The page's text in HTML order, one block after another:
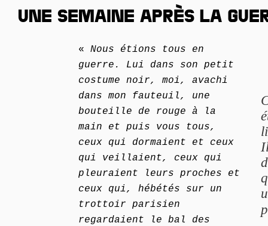
UNE SEMAINE APRÈS LA
« Nous étions tous en
guerre. Lui dans son petit
costume noir, moi, avachi
dans mon fauteuil, une
bouteille de rouge à la
main et puis vous tous,
ceux qui dormaient et ceux
qui veillaient, ceux qui
pleuraient leurs proches et
ceux qui, hébétés sur un
trottoir parisien
regardaient le bal des